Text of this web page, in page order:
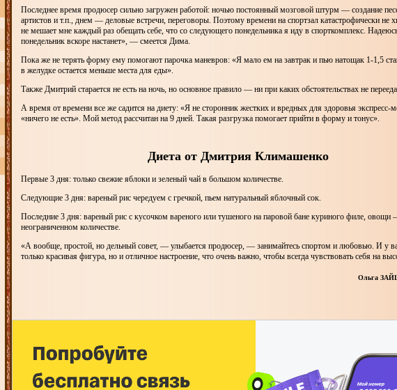
Последнее время продюсер сильно загружен работой: ночью постоянный мозговой штурм — создание
артистов и т.п., днем — деловые встречи, переговоры. Поэтому времени на спортзал катастрофически не
не мешает мне каждый раз обещать себе, что со следующего понедельника я иду в спорткомплекс.
понедельник вскоре настанет», — смеется Дима.
Пока же не терять форму ему помогают парочка маневров: «Я мало ем на завтрак и пью натощак 1-1,5
в желудке остается меньше места для еды».
Также Дмитрий старается не есть на ночь, но основное правило — ни при каких обстоятельствах не
А время от времени все же садится на диету: «Я не сторонник жестких и вредных для здоровья экспресс-
«ничего не есть». Мой метод рассчитан на 9 дней. Такая разгрузка помогает прийти в форму и тонус».
Диета от Дмитрия Климашенко
Первые 3 дня: только свежие яблоки и зеленый чай в большом количестве.
Следующие 3 дня: вареный рис чередуем с гречкой, пьем натуральный яблочный сок.
Последние 3 дня: вареный рис с кусочком вареного или тушеного на паровой бане куриного филе, овощи
неограниченном количестве.
«А вообще, простой, но дельный совет, — улыбается продюсер, — занимайтесь спортом и любовью. И у
только красивая фигура, но и отличное настроение, что очень важно, чтобы всегда чувствовать себя на
Ольга